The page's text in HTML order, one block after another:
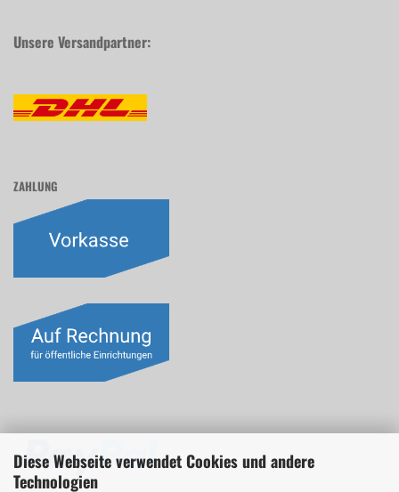
Diese Webseite verwendet Cookies und andere
Technologien
Unsere Versandpartner:
ZAHLUNG